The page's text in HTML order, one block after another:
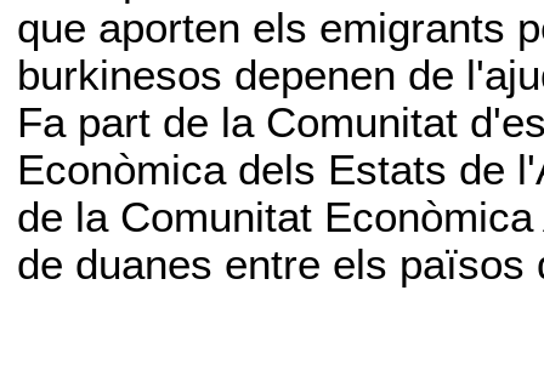
que aporten els emigrants
burkinesos depenen de
Fa part de la Comunitat
Econòmica dels Estats de
de la Comunitat
de duanes entre els països